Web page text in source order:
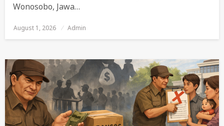
Wonosobo, Jawa…
Posted
On
August 1, 2026 Admin